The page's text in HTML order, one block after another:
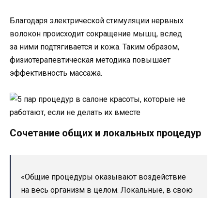
Благодаря электрической стимуляции нервных
волокон происходит сокращение мышц, вслед
за ними подтягивается и кожа. Таким образом,
физиотерапевтическая методика повышает
эффективность массажа.
Сочетание общих и локальных процедур
«Общие процедуры оказывают воздействие
на весь организм в целом. Локальные, в свою